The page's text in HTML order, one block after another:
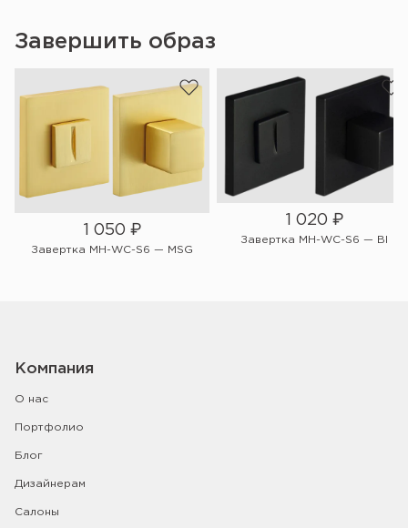
Завершить образ
1 050 ₽
Завертка MH-WC-S6 — MSG
1 020 ₽
Завертка MH-WC-S6 — Bl
Компания
О нас
Портфолио
Блог
Дизайнерам
Салоны